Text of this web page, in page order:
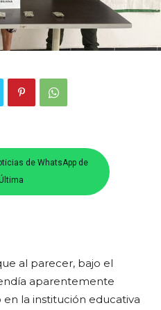
de WhatsApp de
al parecer, bajo el
aparentemente
la institución educativa